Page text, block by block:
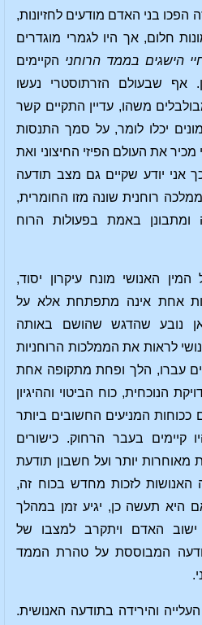
בני האדם מודעים לחזיונות,
חלום, אך היו לגמרי מוגדרים
הישגים בממד הרוחני הקיימים
אף שבעולם הזרתוסטרי נעשו
משהו, עדיין התקיים קשר
יכלו לומר, על סמך התנסות
מכיר את העולם הפיזי החיצוני ואת
אני יודע שקיים גם מצב תודעה
רוחנית שונה מזו החומרית,
באמת בפעולות הרוח
האנושי מונח עיקרון יסוד,
אחת אינה מתפתחת אלא על
נובע שהדגש שהושם באותה
לראות את הממלכות הרוחניות
עברו, הלך ופחת מתקופה אחת
הנוכחית, כוח הביטוי וההיגיון
ככוחות המניעים החשובים ביותר
קיימים בעבר הרחוק. כישורים
מאוחרות יותר ועל חשבון תודעת
האנושות לזכות מחדש בכוח זה,
היא תעשה כן, יגיע זמן במהלך
ישוב האדם ויתקרב למצבו של
המבוססת על טהרת הממד
והירידה בתודעה האנושית.